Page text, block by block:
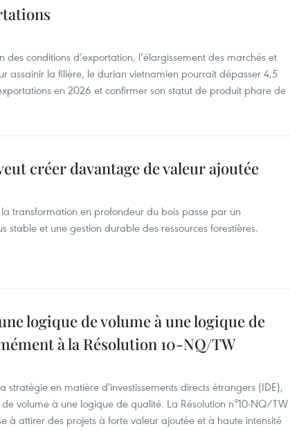
des conditions d’exportation, l’élargissement des marchés et
assainir la filière, le durian vietnamien pourrait dépasser 4,5
en 2026 et confirmer son statut de produit phare de
créer davantage de valeur ajoutée
transformation en profondeur du bois passe par un
stable et une gestion durable des ressources forestières.
logique de volume à une logique de
à la Résolution 10-NQ/TW
stratégie en matière d'investissements directs étrangers (IDE),
volume à une logique de qualité. La Résolution n°10-NQ/TW
à attirer des projets à forte valeur ajoutée et à haute intensité